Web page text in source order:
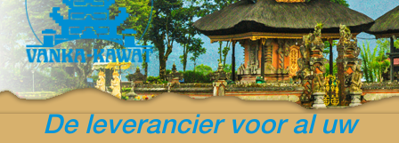
De leverancier voor al uw